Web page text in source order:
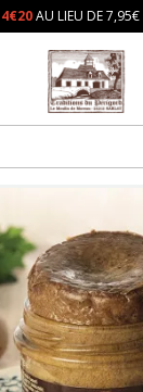
AU LIEU DE 7,95€